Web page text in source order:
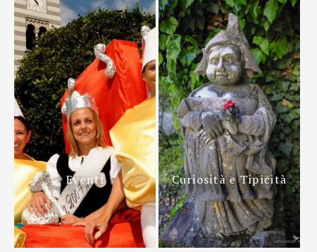
Eventi Curiosità e Tipicità